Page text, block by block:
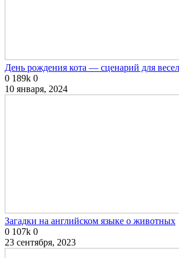
День рождения кота — сценарий для
0 189k 0
10 января, 2024
Загадки на английском языке о животных
0 107k 0
23 сентября, 2023